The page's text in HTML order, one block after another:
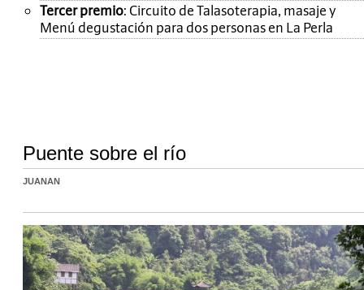
Tercer premio: Circuito de Talasoterapia, masaje y
Menú degustación para dos personas en La Perla
Puente sobre el río
JUANAN